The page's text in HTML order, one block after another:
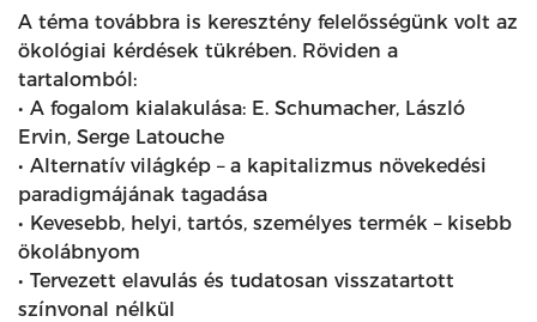
A téma továbbra is keresztény felelősségünk volt az
ökológiai kérdések tükrében. Röviden a
tartalomból:
• A fogalom kialakulása: E. Schumacher, László
Ervin, Serge Latouche
• Alternatív világkép – a kapitalizmus növekedési
paradigmájának tagadása
• Kevesebb, helyi, tartós, személyes termék – kisebb
ökolábnyom
• Tervezett elavulás és tudatosan visszatartott
színvonal nélkül